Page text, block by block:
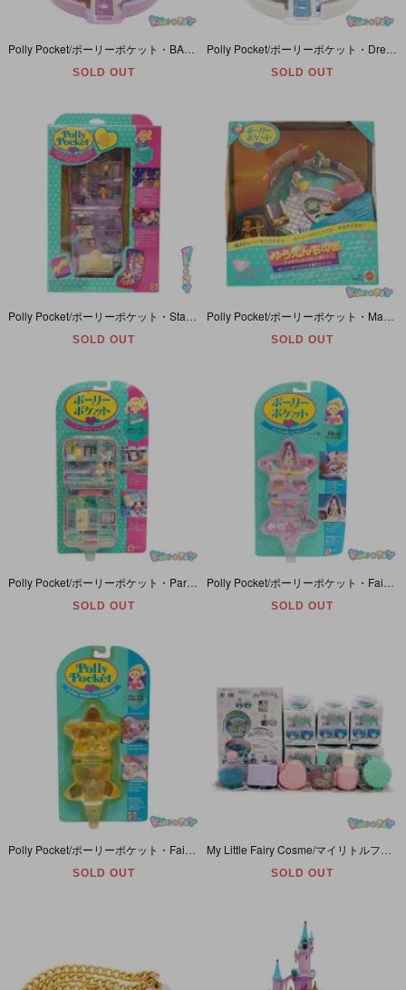
Polly Pocket/ポーリーポケット・BALLERINA POLLY/バレリーナポーリー・くるりんバレリーナ・コンパクト・Bluebird・1993年
SOLD OUT SOLD OUT
SOLD OUT SOLD OUT
Polly Pocket/ポーリーポケット・Partytime Surprise/パーティタイムサプライズ・バースディパーティー・四角型・パッケージ入り・BlueBird/Mattel・1989年
SOLD OUT SOLD OUT
SOLD OUT SOLD OUT